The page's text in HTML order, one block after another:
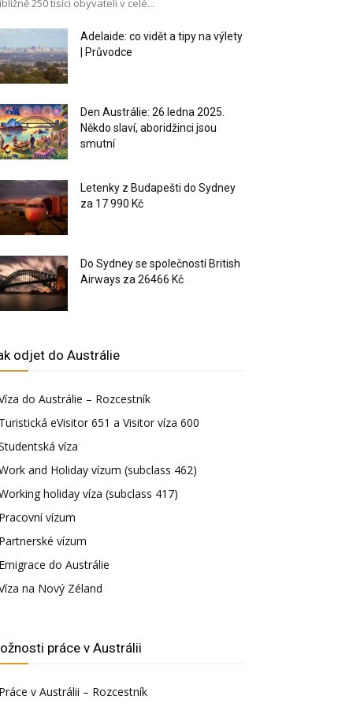
250 tisíci obyvateli v celé...
Adelaide: co vidět a tipy na výlety
| Průvodce
Den Austrálie: 26.ledna 2025.
Někdo slaví, aboridžinci jsou
smutní
Letenky z Budapešti do Sydney
za 17 990 Kč
Do Sydney se společností British
Airways za 26466 Kč
odjet do Austrálie
do Austrálie – Rozcestník
eVisitor 651 a Visitor víza 600
víza
and Holiday vízum (subclass 462)
holiday víza (subclass 417)
vízum
vízum
do Austrálie
na Nový Zéland
práce v Austrálii
v Austrálii – Rozcestník